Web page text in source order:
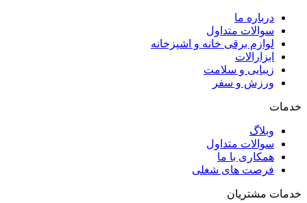
درباره ما
سوالات متداول
لوازم برقی خانه و اشپزخانه
ابزارالات
زیبایی و سلامت
ورزش و سفر
خدمات
وبلاگ
سوالات متداول
همکاری با ما
فرصت های شغلی
خدمات مشتریان